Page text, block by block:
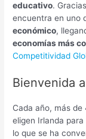
educativo.
encuentra en uno
económico,
economías más
Competitividad
Bienvenida
Cada año, más
eligen Irlanda
lo que se ha